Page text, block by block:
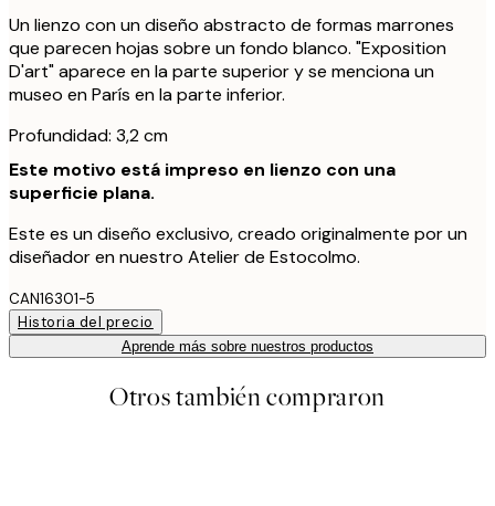
Un lienzo con un diseño abstracto de formas marrones
que parecen hojas sobre un fondo blanco. "Exposition
D'art" aparece en la parte superior y se menciona un
museo en París en la parte inferior.
Profundidad: 3,2 cm
Este motivo está impreso en lienzo con una
superficie plana.
Este es un diseño exclusivo, creado originalmente por un
diseñador en nuestro Atelier de Estocolmo.
CAN16301-5
Historia del precio
Aprende más sobre nuestros productos
Otros también compraron